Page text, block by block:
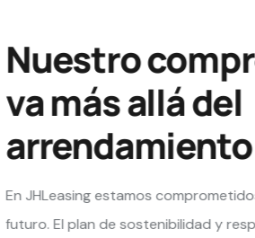
Nuestro
va más allá del
arrendamiento​
En JHLeasing estamos
futuro. El plan de sostenibilidad y